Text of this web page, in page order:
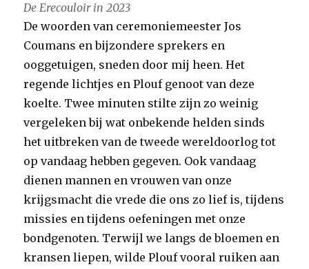
De Erecouloir in 2023
De woorden van ceremoniemeester Jos
Coumans en bijzondere sprekers en
ooggetuigen, sneden door mij heen. Het
regende lichtjes en Plouf genoot van deze
koelte. Twee minuten stilte zijn zo weinig
vergeleken bij wat onbekende helden sinds
het uitbreken van de tweede wereldoorlog tot
op vandaag hebben gegeven. Ook vandaag
dienen mannen en vrouwen van onze
krijgsmacht die vrede die ons zo lief is, tijdens
missies en tijdens oefeningen met onze
bondgenoten. Terwijl we langs de bloemen en
kransen liepen, wilde Plouf vooral ruiken aan